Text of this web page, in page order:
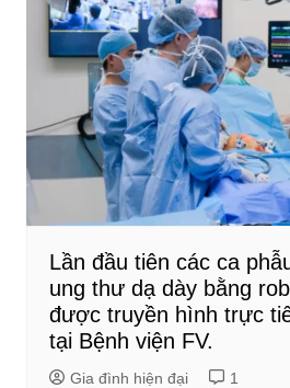
Lần đầu tiên các ca
ung thư dạ dày bằng
được truyền hình trực
tại Bệnh viện FV.
Gia đình hiện đại 1